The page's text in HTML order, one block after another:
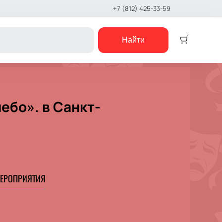
+7 (812) 425-33-59
шоу
Кукольный театр
Найти
в Санкт-